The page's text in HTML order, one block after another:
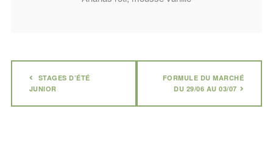
STAGES D’ÉTÉ
JUNIOR
FORMULE DU MARCHÉ
DU 29/06 AU 03/07